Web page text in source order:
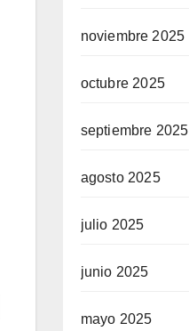
noviembre 2025
octubre 2025
septiembre 2025
agosto 2025
julio 2025
junio 2025
mayo 2025